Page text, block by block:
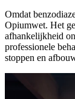
Omdat
Opiumwet. Het
afhankelijkheid
professionele
stoppen en